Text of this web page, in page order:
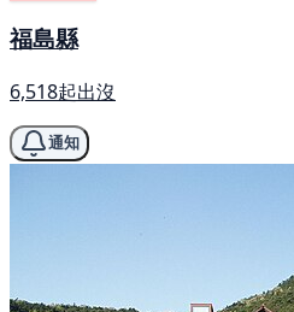
福島縣
6,518起出沒
通知